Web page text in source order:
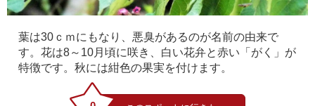
葉は30ｃｍにもなり、悪臭があるのが名前の由来で
す。花は8～10月頃に咲き、白い花弁と赤い「がく」が
特徴です。秋には紺色の果実を付けます。